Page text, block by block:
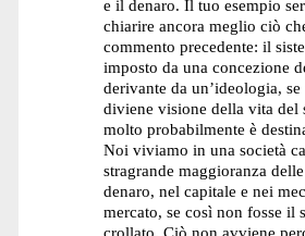
e il denaro. Il tuo esempio
chiarire ancora meglio ciò
commento precedente: il
imposto da una concezione
derivante da un’ideologia,
diviene visione della vita del
molto probabilmente è
Noi viviamo in una società
stragrande maggioranza
denaro, nel capitale e nei
mercato, se così non fosse il
crollato. Ciò non avviene